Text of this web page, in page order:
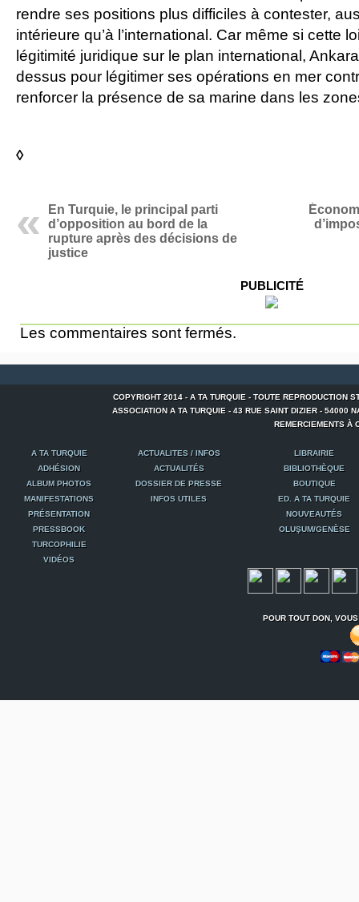
rendre ses positions plus difficiles à contester,
intérieure qu’à l’international. Car même si cette
légitimité juridique sur le plan international,
dessus pour légitimer ses opérations en mer
renforcer la présence de sa marine dans les
◊
En Turquie, le principal parti
d’opposition au bord de la
rupture après des décisions de
justice
PUBLICITÉ
Les commentaires sont fermés.
COPYRIGHT 2014 - A TA TURQUIE - TOUTE REPRODUCTION
ASSOCIATION A TA TURQUIE - 43 RUE SAINT DIZIER -
REMERCIEMENTS À
A TA TURQUIE ACTUALITES / INFOS
LIBRAIRIE
ADHÉSION
ACTUALITÉS
BIBLIOTHÈQUE
ALBUM PHOTOS
DOSSIER DE PRESSE
BOUTIQUE
MANIFESTATIONS
INFOS UTILES
ED. A TA TURQUIE
PRÉSENTATION
NOUVEAUTÉS
PRESSBOOK
OLUŞUM/GENÈSE
TURCOPHILIE
VIDÉOS
POUR TOUT DON,